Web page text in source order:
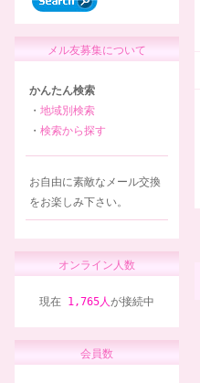
メル友募集について
かんたん検索
・ 地域別検索
・ 検索から探す
お自由に素敵なメール交換
をお楽しみ下さい。
オンライン人数
現在 1,765人が接続中
会員数